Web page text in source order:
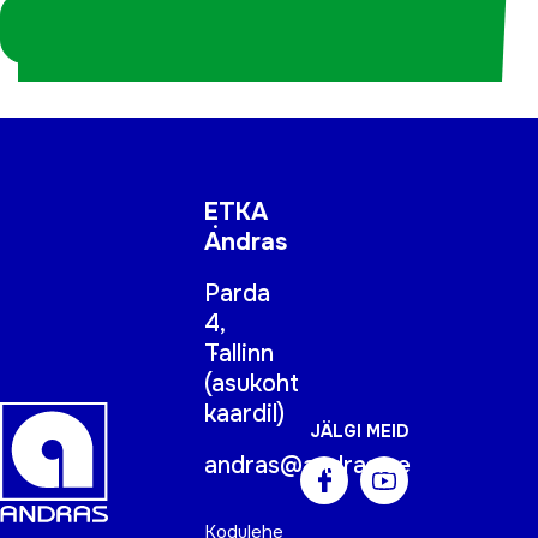
ETKA
Andras
Parda
4,
Tallinn
(asukoht
kaardil)
andras@andras.ee
Kodulehe
JÄLGI MEID